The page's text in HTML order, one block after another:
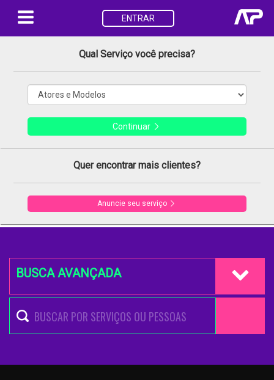
ENTRAR
Qual Serviço você precisa?
Continuar
Quer encontrar mais clientes?
Anuncie seu serviço
BUSCA AVANÇADA